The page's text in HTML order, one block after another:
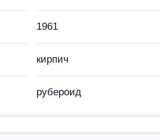
1961
кирпич
рубероид